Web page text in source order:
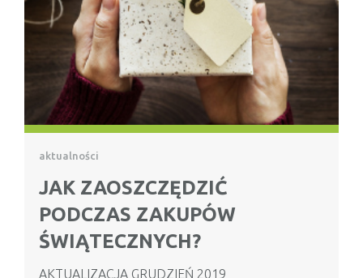
aktualności
JAK ZAOSZCZĘDZIĆ
PODCZAS ZAKUPÓW
ŚWIĄTECZNYCH?
AKTUALIZACJA GRUDZIEŃ 2019